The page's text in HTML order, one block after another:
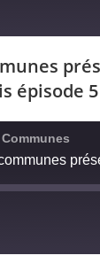
épisode 5